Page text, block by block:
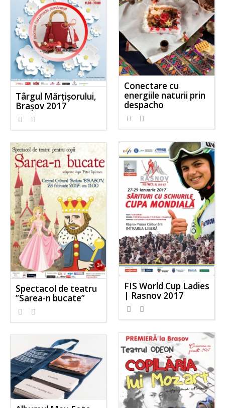
Conectare cu
energiile naturii prin
despacho
Târgul Mărțișorului,
Brașov 2017
FIS World Cup Ladies
| Rasnov 2017
Spectacol de teatru
”Sarea-n bucate”